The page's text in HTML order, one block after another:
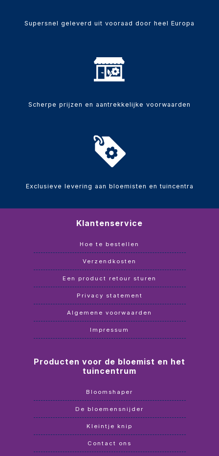
Supersnel geleverd uit vooraad door heel Europa
Scherpe prijzen en aantrekkelijke voorwaarden
Exclusieve levering aan bloemisten en tuincentra
Klantenservice
Hoe te bestellen
Verzendkosten
Een product retour sturen
Privacy statement
Algemene voorwaarden
Impressum
Producten voor de bloemist en het
tuincentrum
Bloomshaper
De bloemensnijder
Kleintje knip
Contact ons